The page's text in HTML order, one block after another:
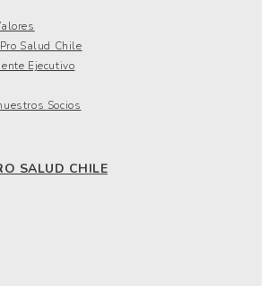
Salud Chile
Ejecutivo
Socios
SALUD CHILE